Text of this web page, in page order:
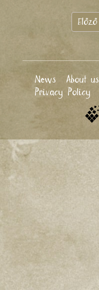
Előző
News About us
Privacy Policy